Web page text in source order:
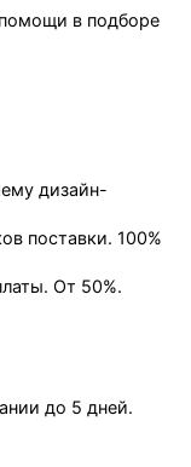
в подборе
дизайн-
поставки. 100%
От 50%.
до 5 дней.